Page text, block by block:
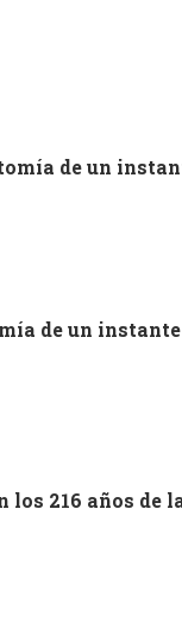
de un instante